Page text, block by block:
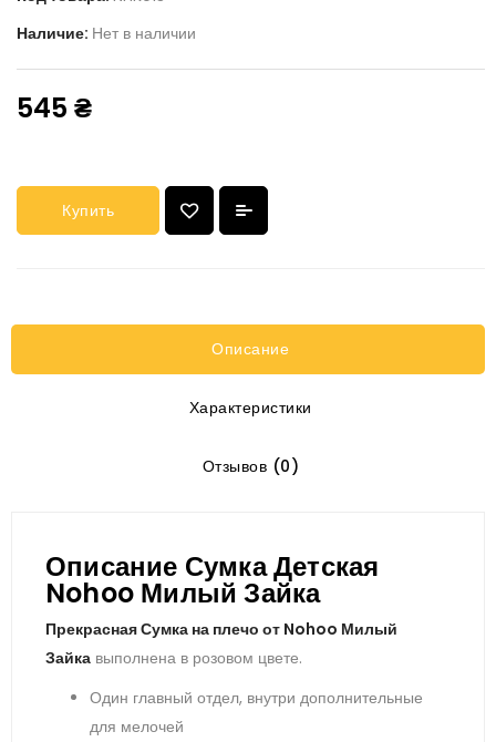
Наличие: Нет в наличии
545 ₴
Купить
Описание
Характеристики
Отзывов (0)
Описание Сумка Детская
Nohoo Милый Зайка
Прекрасная Сумка на плечо от Nohoo Милый
Зайка выполнена в розовом цвете.
Один главный отдел, внутри дополнительные
для мелочей